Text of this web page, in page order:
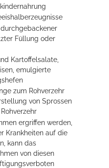
Füllung oder
Kartoffelsalate,
emulgierte
zum Rohverzehr
von Sprossen
ergriffen werden,
Krankheiten auf die
kann das
von diesen